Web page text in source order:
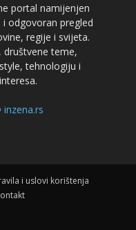
portal namijenjen
odgovoran pregled
regije i svijeta.
društvene teme,
tehnologiju i
inzena.rs
i uslovi korištenja